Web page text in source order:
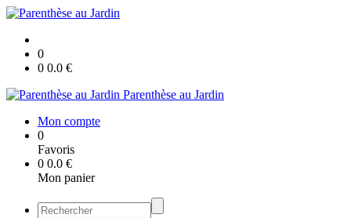
0
0 0.0 €
Parenthèse au Jardin
Mon compte
0
Favoris
0 0.0 €
Mon panier